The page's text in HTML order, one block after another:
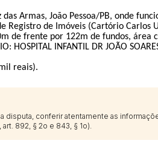
Armas, João Pessoa/PB, onde
Registro de Imóveis (Cartório Carlos
de frente por 122m de fundos, área
INFANTIL DR JOÃO
reais).
conferir atentamente as
892, § 2o e 843, § 1o).